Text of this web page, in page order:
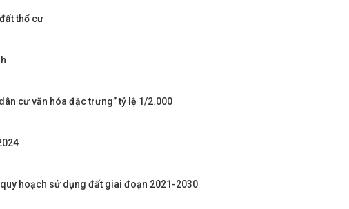
thổ cư
cư văn hóa đặc trưng” tỷ lệ 1/2.000
hoạch sử dụng đất giai đoạn 2021-2030